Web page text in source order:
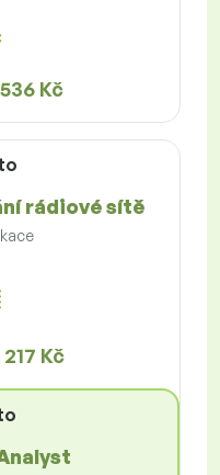
Kč
rádiové sítě
Kč